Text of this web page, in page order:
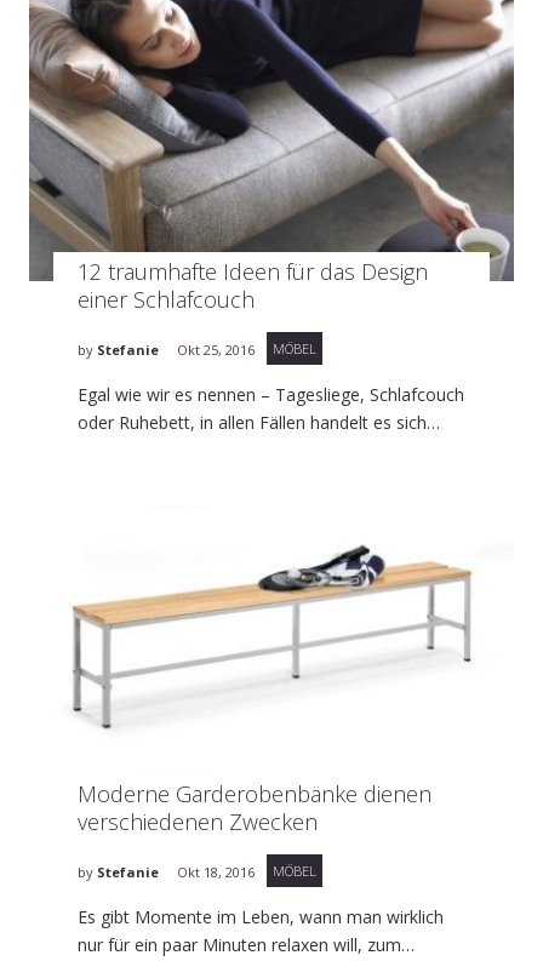
12 traumhafte Ideen für das Design
einer Schlafcouch
by Stefanie Okt 25, 2016 MÖBEL
Egal wie wir es nennen – Tagesliege, Schlafcouch
oder Ruhebett, in allen Fällen handelt es sich…
Moderne Garderobenbänke dienen
verschiedenen Zwecken
by Stefanie Okt 18, 2016 MÖBEL
Es gibt Momente im Leben, wann man wirklich
nur für ein paar Minuten relaxen will, zum…